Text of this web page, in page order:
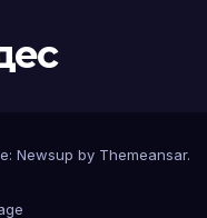
Newsup by Themeansar.